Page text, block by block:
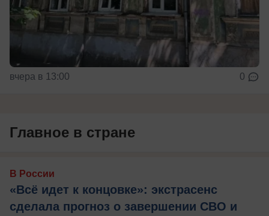
вчера в 13:00 0
Главное в стране
В России
«Всё идет к концовке»: экстрасенс
сделала прогноз о завершении СВО и